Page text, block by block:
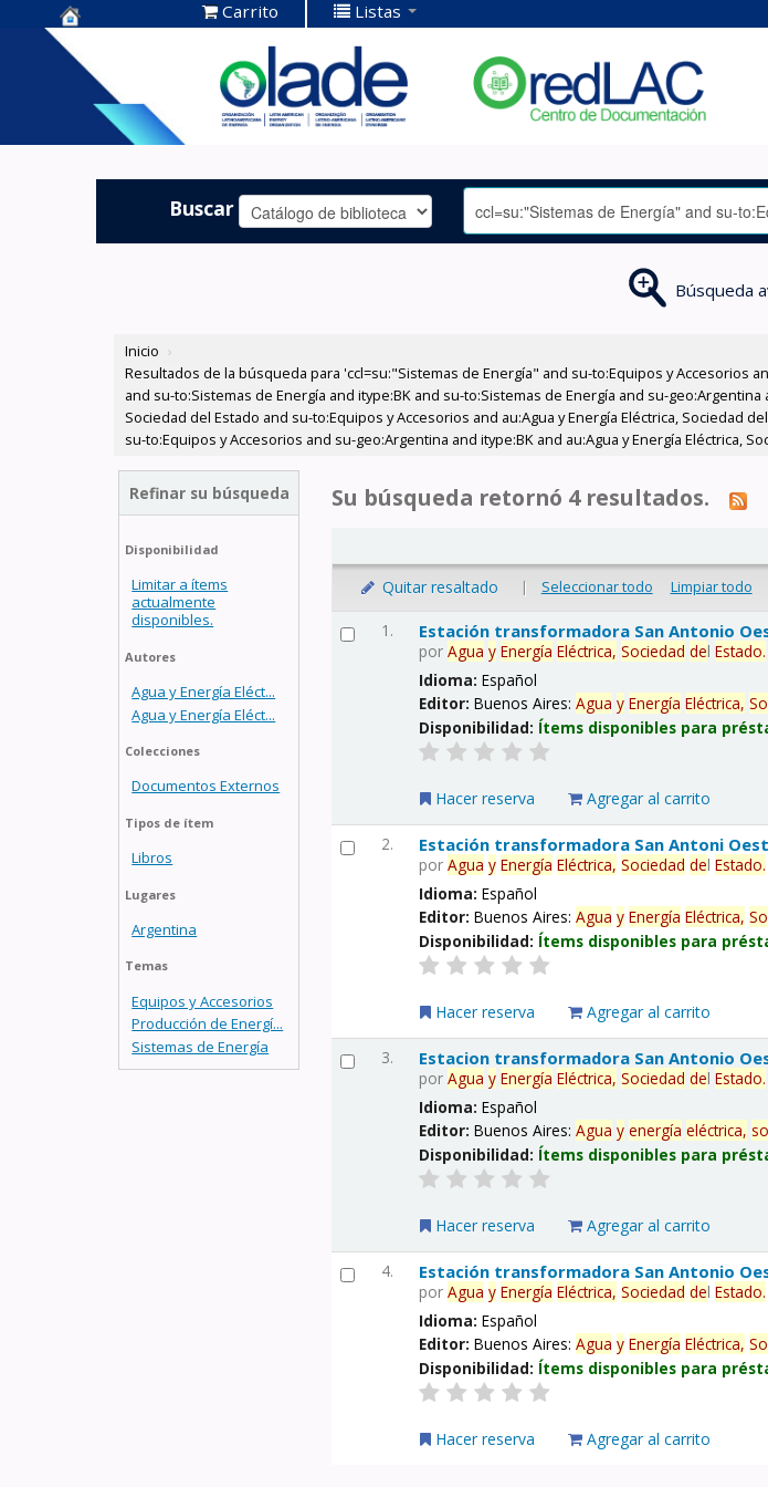
Centro de
Documentación
OLADE -
Carrito Listas
Buscar
Búsqueda
Inicio ›
Resultados de la búsqueda para 'ccl=su:"Sistemas de Energía" and su-to:Equipos y Accesorios
and su-to:Sistemas de Energía and itype:BK and su-to:Sistemas de Energía and su-
Sociedad del Estado and su-to:Equipos y Accesorios and au:Agua y Energía Eléctrica, Sociedad
su-to:Equipos y Accesorios and su-geo:Argentina and itype:BK and au:Agua y Energía Eléctrica,
Refinar su búsqueda
Disponibilidad
Limitar a ítems
actualmente
disponibles.
Autores
Agua y Energía Eléct...
Agua y Energía Eléct...
Colecciones
Documentos Externos
Tipos de ítem
Libros
Lugares
Argentina
Temas
Equipos y Accesorios
Producción de Energí...
Sistemas de Energía
Su búsqueda retornó 4 resultados.
Quitar resaltado | Seleccionar todo Limpiar todo
1. Estación transformadora San Antonio
porAgua y Energía Eléctrica, Sociedad delEstado.
Idioma:Español
Editor:Buenos Aires:Agua y Energía Eléctrica,
Disponibilidad: Ítems disponibles para
Hacer reserva Agregar al carrito
2. Estación transformadora San Antoni
porAgua y Energía Eléctrica, Sociedad delEstado.
Idioma:Español
Editor:Buenos Aires:Agua y Energía Eléctrica,
Disponibilidad: Ítems disponibles para
Hacer reserva Agregar al carrito
3. Estacion transformadora San Antonio
porAgua y Energía Eléctrica, Sociedad delEstado.
Idioma:Español
Editor:Buenos Aires:Agua y energía eléctrica,
Disponibilidad: Ítems disponibles para
Hacer reserva Agregar al carrito
4. Estación transformadora San Antonio
porAgua y Energía Eléctrica, Sociedad delEstado.
Idioma:Español
Editor:Buenos Aires:Agua y Energía Eléctrica,
Disponibilidad: Ítems disponibles para
Hacer reserva Agregar al carrito